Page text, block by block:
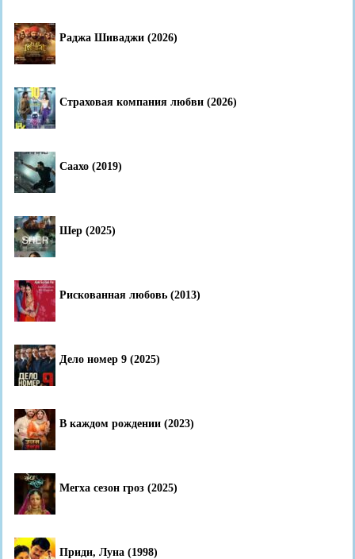
Раджа Шиваджи (2026)
Страховая компания любви (2026)
Саахо (2019)
Шер (2025)
Рискованная любовь (2013)
Дело номер 9 (2025)
В каждом рождении (2023)
Мегха сезон гроз (2025)
Приди, Луна (1998)